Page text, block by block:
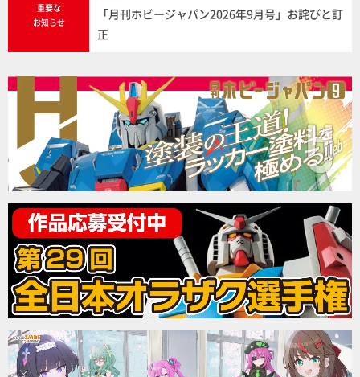
重要な
お知らせ
「月刊ホビージャパン2026年9月号」お詫びと訂
正